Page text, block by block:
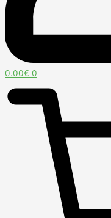
0.00€ 0